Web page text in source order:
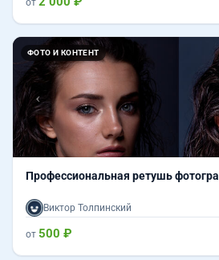
от
ФОТО И КОНТЕНТ
Назад
Профессиональная ретушь
Виктор Толпинский
от 500 ₽